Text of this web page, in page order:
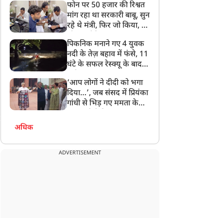
बेटी को गोद लें प्रधानमंत्री
फोन पर 50 हजार की रिश्वत
मांग रहा था सरकारी बाबू, सुन
रहे थे मंत्री, फिर जो किया, वो
पिकनिक मनाने गए 4 युवक
नदी के तेज़ बहाव में फंसे, 11
घंटे के सफल रेस्क्यू के बाद
‘आप लोगों ने दीदी को भगा
दिया…’, जब संसद में प्रियंका
गांधी से भिड़ गए ममता के
अधिक
ADVERTISEMENT